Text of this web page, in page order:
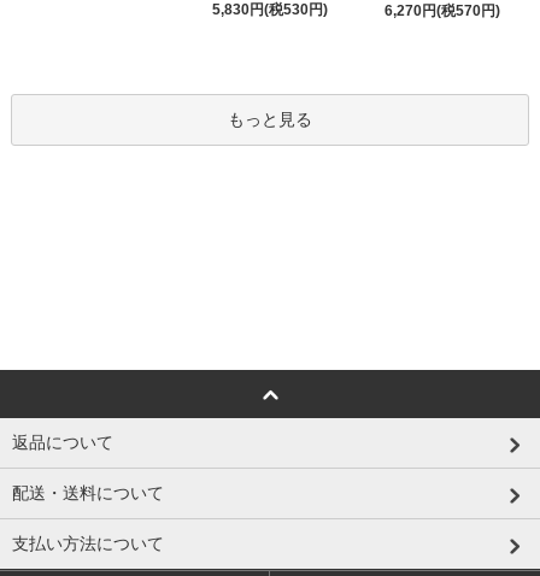
5,830円(税530円)
6,270円(税570円)
もっと見る
返品について
配送・送料について
支払い方法について